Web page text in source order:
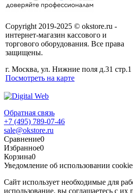
Copyright 2019-2025 © okstore.ru -
интернет-магазин кассового и
торгового оборудования. Все права
защищены.
г. Москва, ул. Нижние поля д.31 стр.1
Посмотреть на карте
Обратная связь
+7 (495) 789-07-46
sale@okstore.ru
Сравнение0
Избранное0
Корзина0
Уведомление об использовании
Сайт использует необходимые для
использование, вы соглашаетесь с их